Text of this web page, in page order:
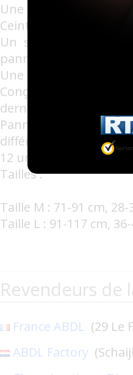
Une couche avec un
Ceinture élastique à
Un système de 4
panneau avant
Une absorption totale
Conçu pour être
dernière génération.
Panneau avant
différents par paquet.
12 unités par paquet
Tailles :
Taille M : 71-91 cm,
Taille L : 91-117 cm,
Revendeurs de
France ABDL (29 Le
ABDL Factory